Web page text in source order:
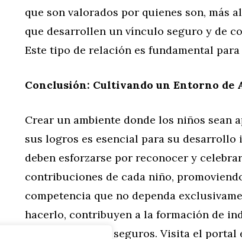
que son valorados por quienes son, más
que desarrollen un vínculo seguro y de
Este tipo de relación es fundamental
Conclusión: Cultivando un Entorno de
Crear un ambiente donde los niños sean
sus logros es esencial para su desarrollo
deben esforzarse por reconocer y
contribuciones de cada niño,
competencia que no dependa
hacerlo, contribuyen a la formación de
emocionalmente seguros. Visita el